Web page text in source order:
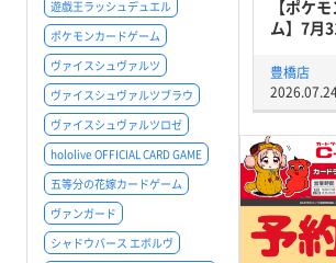
遊戯王ラッシュデュエル
ポケモンカードゲーム
ヴァイスシュヴァルツ
ヴァイスシュヴァルツブラウ
ヴァイスシュヴァルツロゼ
hololive OFFICIAL CARD GAME
五等分の花嫁カードゲーム
ヴァンガード
シャドウバース エボルヴ
【ポケ
ム】7月
豊橋店